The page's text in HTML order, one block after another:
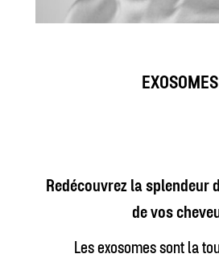
EXOSOMES
Redécouvrez la splendeur
de vos
Les exosomes sont la